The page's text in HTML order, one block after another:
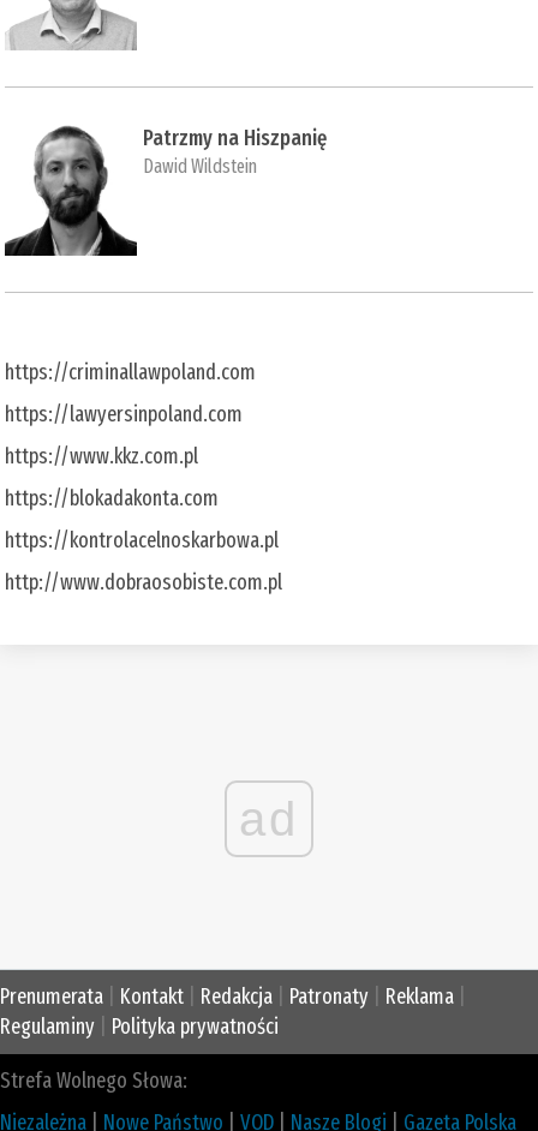
Patrzmy na Hiszpanię
Dawid Wildstein
https://criminallawpoland.com
https://lawyersinpoland.com
https://www.kkz.com.pl
https://blokadakonta.com
https://kontrolacelnoskarbowa.pl
http://www.dobraosobiste.com.pl
ad
Prenumerata Kontakt Redakcja Patronaty Reklama
Regulaminy
Polityka prywatności
Strefa Wolnego Słowa:
Niezależna
Nowe Państwo VOD Nasze Blogi Gazeta Polska